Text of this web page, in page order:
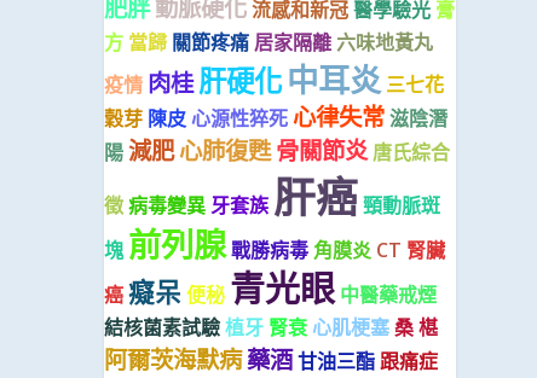
肥胖動脈硬化流感和新冠醫學驗光 膏
方 當歸 關節疼痛 居家隔離 六味地黃丸
疫情 肉桂肝硬化中耳炎 三七花
穀芽 陳皮心源性猝死心律失常滋陰潛
陽減肥心肺復甦骨關節炎 唐氏綜合
徵病毒變異牙套族 肝癌頸動脈斑
塊 前列腺戰勝病毒 角膜炎 CT 腎臟
癌癡呆 便秘 青光眼 中醫藥戒煙
結核菌素試驗植牙 腎衰 心肌梗塞桑 椹
阿爾茨海默病藥酒甘油三酯跟痛症